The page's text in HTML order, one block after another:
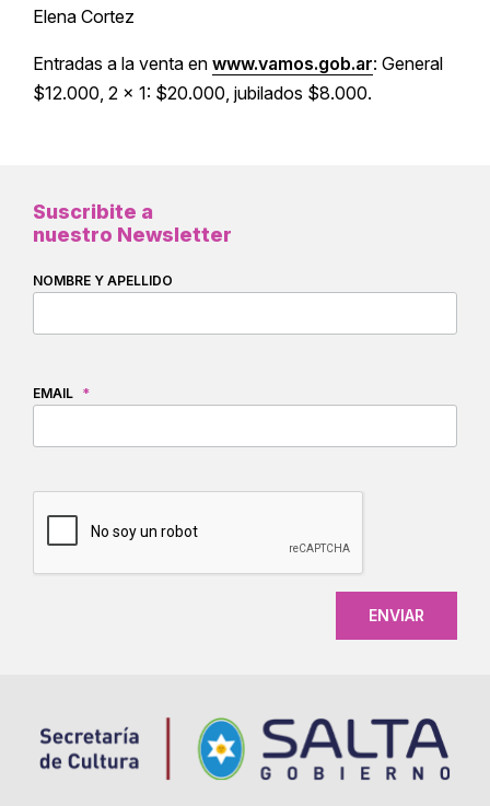
Elena Cortez
Entradas a la venta en www.vamos.gob.ar: General
$12.000, 2 x 1: $20.000, jubilados $8.000.
Suscribite a
nuestro Newsletter
NOMBRE Y APELLIDO
EMAIL *
CAPTCHA